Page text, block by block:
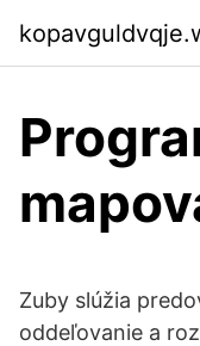
Zuby slúžia
oddeľovanie a